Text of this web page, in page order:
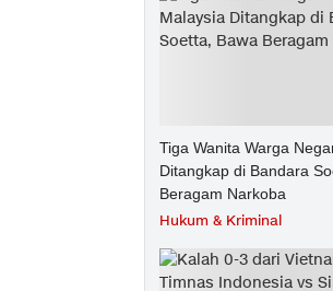
Tiga Wanita Warga
Ditangkap di Bandara
Beragam Narkoba
Hukum & Kriminal